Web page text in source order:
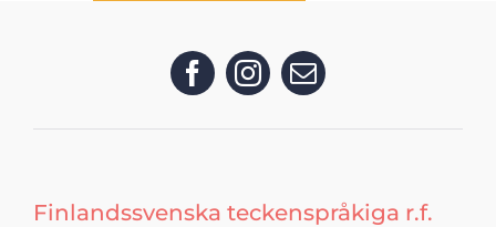
Finlandssvenska teckenspråkiga r.f.